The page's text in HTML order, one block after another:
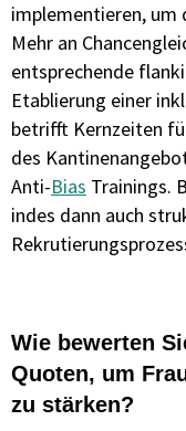
implementieren, um
Mehr an
entsprechende
Etablierung einer
betrifft Kernzeiten
des
Anti-Bias Trainings.
indes dann auch
Wie bewerten
Quoten, um
zu stärken?